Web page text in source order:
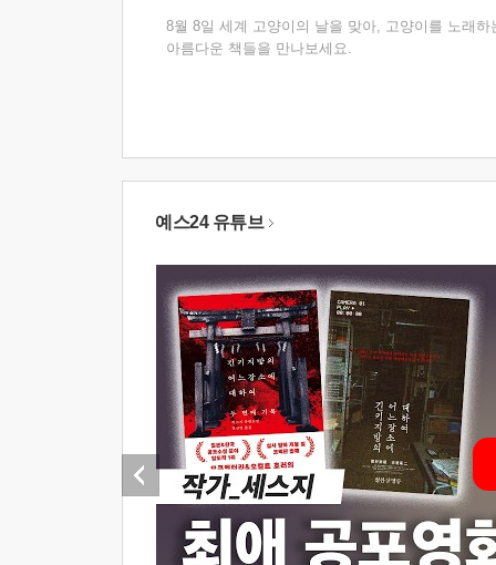
8월 8일 세계 고양이의 날을 맞아, 고양이를 노래하
아름다운 책들을 만나보세요.
예스24 유튜브